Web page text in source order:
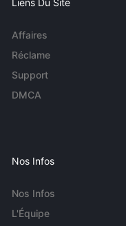
Liens Du Site
Affaires
Réclame
Support
DMCA
Nos Infos
Nos Infos
L'Équipe